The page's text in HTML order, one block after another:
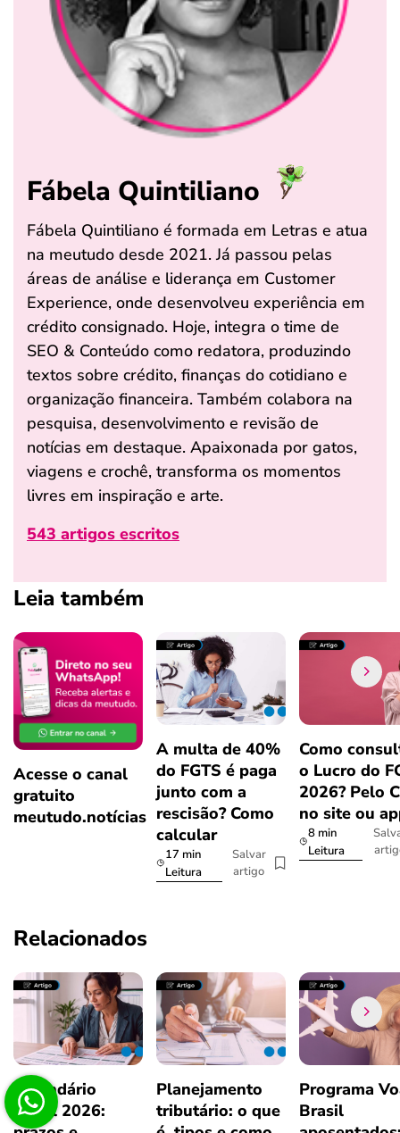
Fábela Quintiliano
Fábela Quintiliano é formada em Letras e atua
na meutudo desde 2021. Já passou pelas
áreas de análise e liderança em Customer
Experience, onde desenvolveu experiência em
crédito consignado. Hoje, integra o time de
SEO & Conteúdo como redatora, produzindo
textos sobre crédito, finanças do cotidiano e
organização financeira. Também colabora na
pesquisa, desenvolvimento e revisão de
notícias em destaque. Apaixonada por gatos,
viagens e crochê, transforma os momentos
livres em inspiração e arte.
543 artigos escritos
Leia também
Acesse o canal
gratuito
meutudo.notícias
A multa de 40%
do FGTS é paga
junto com a
rescisão? Como
calcular
17 min
Leitura
Salvar
artigo
Como
o Lucro do
2026? Pelo
no site ou
8 min
Leitura
Relacionados
Calendário
Fiscal 2026:
Planejamento
tributário: o que
Programa
Brasil